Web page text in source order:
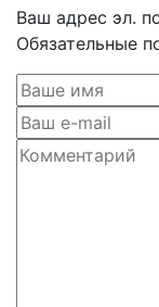
Ваш адрес эл.
Обязательные